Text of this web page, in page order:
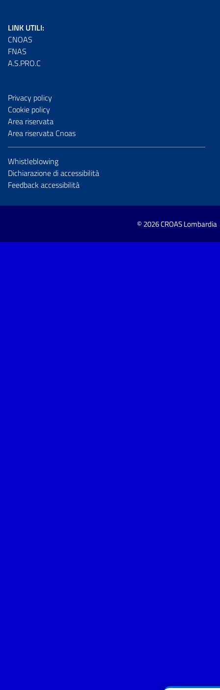
LINK UTILI:
CNOAS
FNAS
A.S.PRO.C
Privacy policy
Cookie policy
Area riservata
Area riservata Cnoas
Whistleblowing
Dichiarazione di accessibilità
Feedback accessibilità
© 2026 CROAS Lombardia